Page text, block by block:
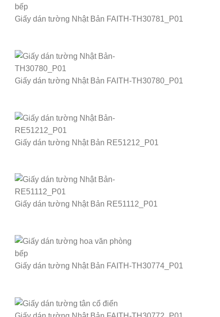
Giấy dán tường Nhật Bản FAITH-TH30781_P01
Giấy dán tường Nhật Bản FAITH-TH30780_P01
Giấy dán tường Nhật Bản RE51212_P01
Giấy dán tường Nhật Bản RE51112_P01
Giấy dán tường Nhật Bản FAITH-TH30774_P01